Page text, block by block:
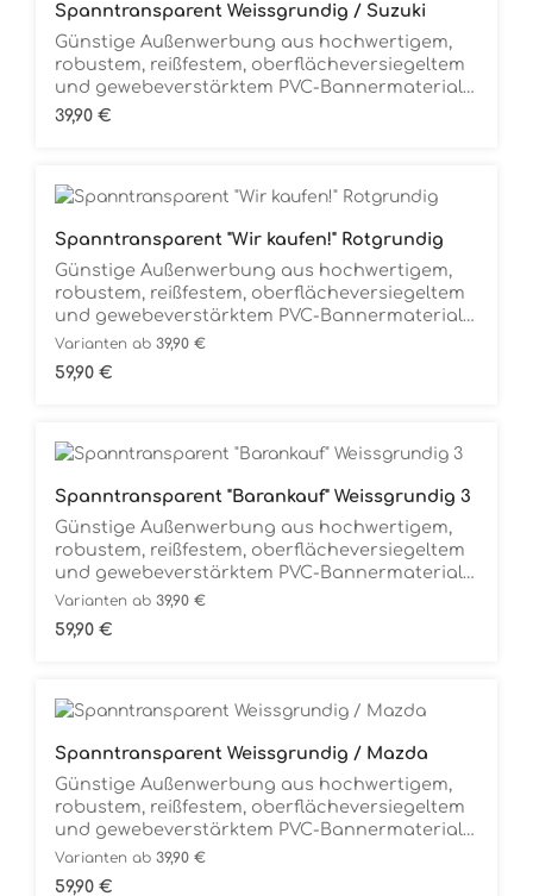
Spanntransparent Weissgrundig / Suzuki
Günstige Außenwerbung aus hochwertigem,
robustem, reißfestem, oberflächeversiegeltem
und gewebeverstärktem PVC-Bannermaterial
(680g/m2), komplett mit Messingösen
Witterungsbeständig.Komplett
Regulärer Preis:
39,90 €
Spanntransparent "Wir kaufen!" Rotgrundig
Günstige Außenwerbung aus hochwertigem,
robustem, reißfestem, oberflächeversiegeltem
und gewebeverstärktem PVC-Bannermaterial
(680g/m2), komplett mit Messingösen zum
universellen Befestigen. Flexible Werbung,
überall einsatzfähig, speziell für den
gebrauchsfertig. Auspacken und Aufhängen.
Varianten ab 39,90 €
Regulärer Preis:
59,90 €
Spanntransparent "Barankauf" Weissgrundig 3
Günstige Außenwerbung aus hochwertigem,
robustem, reißfestem, oberflächeversiegeltem
und gewebeverstärktem PVC-Bannermaterial
(680g/m2), komplett mit Messingösen
(längsseitig) zum universellen Befestigen.
Flexible Werbung, überall einsatzfähig, speziell
gebrauchsfertig. Auspacken und Aufhängen.
Varianten ab 39,90 €
Regulärer Preis:
59,90 €
Spanntransparent Weissgrundig / Mazda
Günstige Außenwerbung aus hochwertigem,
robustem, reißfestem, oberflächeversiegeltem
und gewebeverstärktem PVC-Bannermaterial
(680g/m2), komplett mit Messingösen
(längsseitig) zum universellen Befestigen.
Varianten ab 39,90 €
Regulärer Preis:
59,90 €